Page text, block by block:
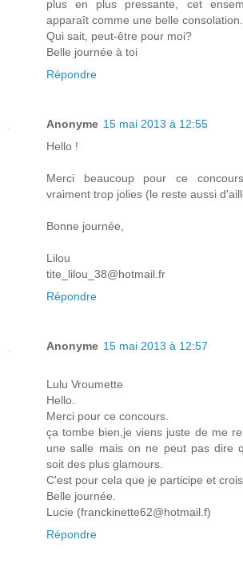
plus en plus pressante, cet
apparaît comme une belle
Qui sait, peut-être pour moi?
Belle journée à toi
Répondre
Anonyme 15 mai 2013 à 12:55
Hello !
Merci beaucoup pour ce
vraiment trop jolies (le reste aussi
Bonne journée,
Lilou
tite_lilou_38@hotmail.fr
Répondre
Anonyme 15 mai 2013 à 12:57
Lulu Vroumette
Hello.
Merci pour ce concours.
ça tombe bien,je viens juste de me
une salle mais on ne peut pas dire
soit des plus glamours.
C'est pour cela que je participe et
Belle journée.
Lucie (franckinette62@hotmail.f)
Répondre